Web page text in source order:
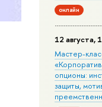
онлайн
12 августа,
Мастер-
опционы:
защиты,